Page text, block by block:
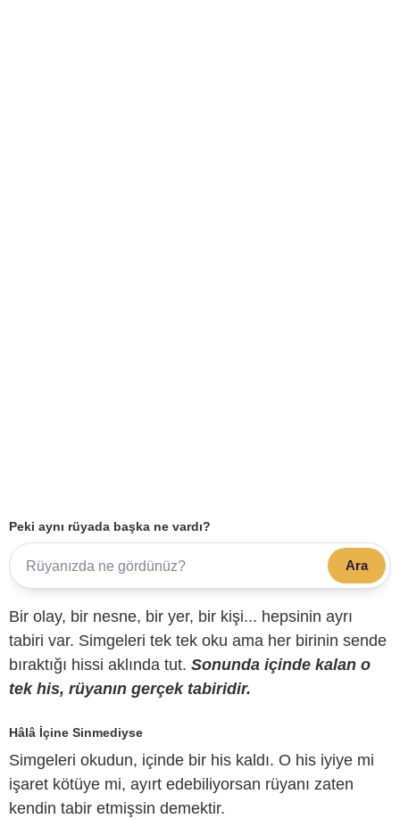
Peki aynı rüyada başka ne vardı?
Ara
Bir olay, bir nesne, bir yer, bir kişi... hepsinin ayrı
tabiri var. Simgeleri tek tek oku ama her birinin sende
bıraktığı hissi aklında tut. Sonunda içinde kalan o
tek his, rüyanın gerçek tabiridir.
Hâlâ İçine Sinmediyse
Simgeleri okudun, içinde bir his kaldı. O his iyiye mi
işaret kötüye mi, ayırt edebiliyorsan rüyanı zaten
kendin tabir etmişsin demektir.